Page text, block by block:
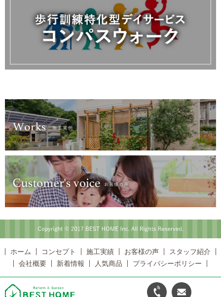
ホーム コンセプト 施工実績 お客様の声
スタッフ紹介
会社概要
新着情報 人気商品 プライバシーポリシー